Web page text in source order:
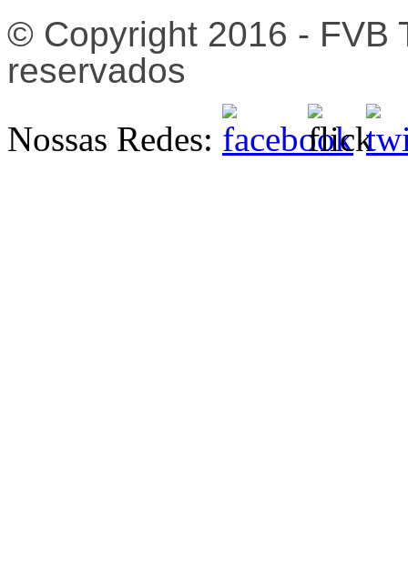
© Copyright 2016 - FVB
reservados
Nossas Redes: